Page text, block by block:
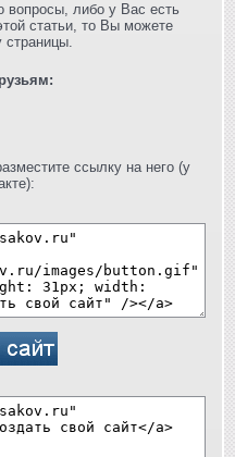
вопросы, либо у Вас есть
статьи, то Вы можете
страницы.
ссылку на него (у